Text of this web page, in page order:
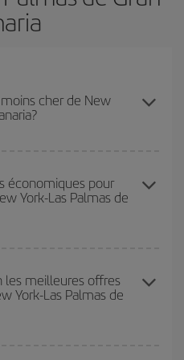
cher de New
tarif le plus bas en évitant les
et en restant flexible sur
retour.
économiques pour
York-Las Palmas de
dans notre
moteur de
. Dites-nous d'où vous partez,
vous aviez prévu de
les meilleures offres
York-Las Palmas de